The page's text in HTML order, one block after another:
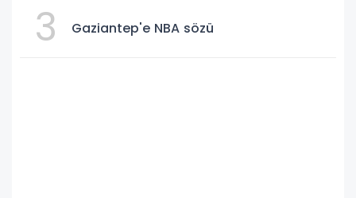
3 Gaziantep'e NBA sözü